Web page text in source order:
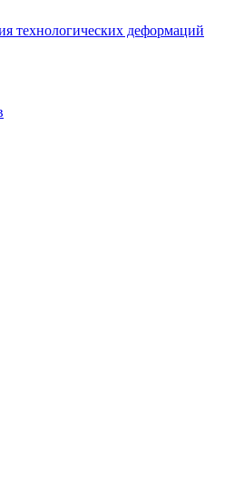
технологических деформаций